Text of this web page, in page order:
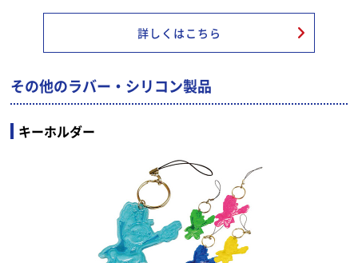
詳しくはこちら
その他のラバー・シリコン製品
キーホルダー